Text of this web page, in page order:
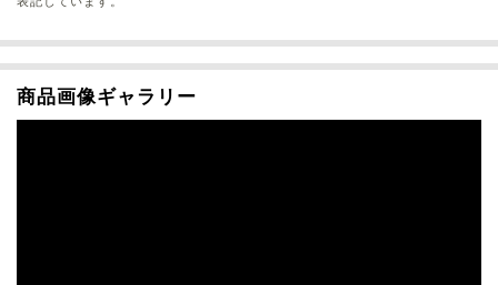
商品画像ギャラリー